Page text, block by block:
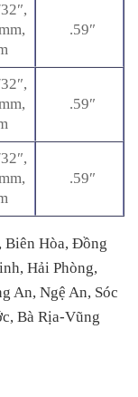
.59″
.59″
.59″
Biên Hòa, Đồng
Hải Phòng,
An, Ngệ An, Sóc
Bà Rịa-Vũng